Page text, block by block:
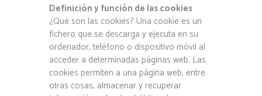
Definición y función de las cookies
¿Qué son las cookies? Una cookie es un
fichero que se descarga y ejecuta en su
ordenador, teléfono o dispositivo móvil al
acceder a determinadas páginas web. Las
cookies permiten a una página web, entre
otras cosas, almacenar y recuperar